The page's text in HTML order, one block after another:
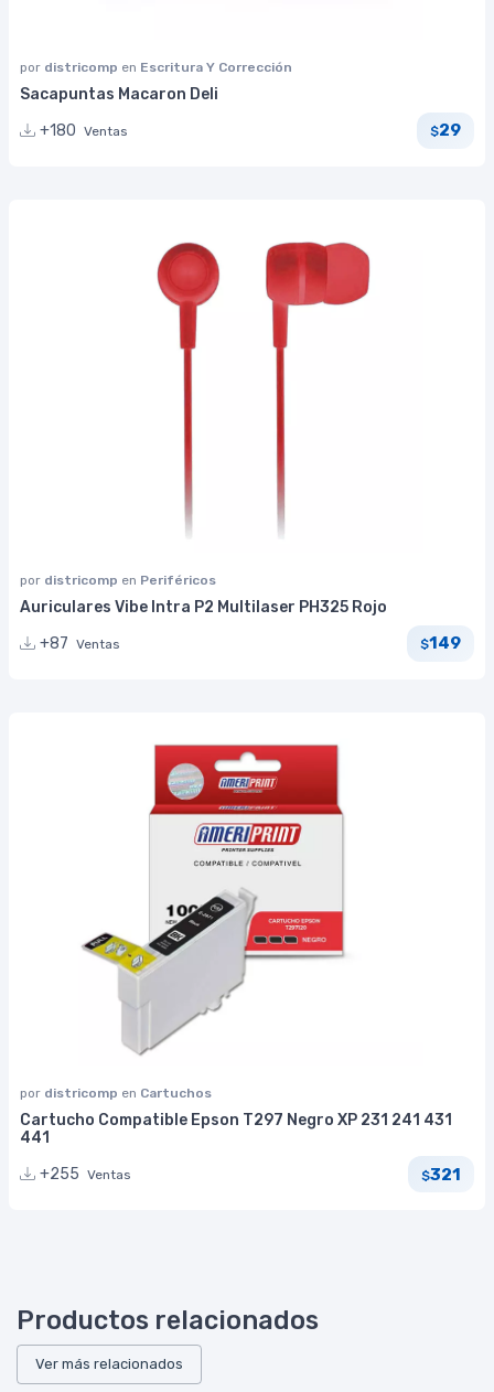
por districomp en Escritura Y Corrección
Sacapuntas Macaron Deli
+180 Ventas $29
por districomp en Periféricos
Auriculares Vibe Intra P2 Multilaser PH325 Rojo
+87 Ventas $149
por districomp en Cartuchos
Cartucho Compatible Epson T297 Negro XP 231 241 431
441
+255 Ventas $321
Productos relacionados
Ver más relacionados